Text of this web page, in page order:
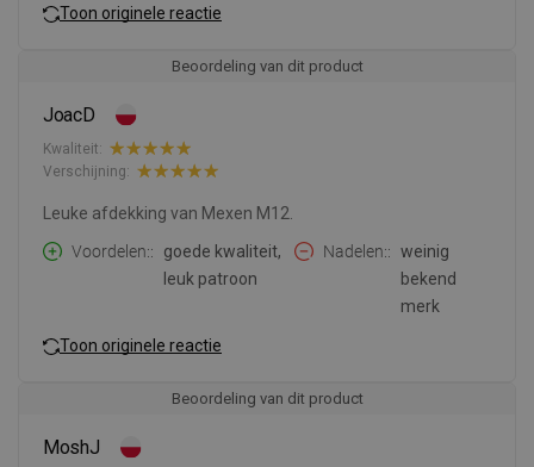
Toon originele reactie
Beoordeling van dit product
JoacD
Kwaliteit:
Verschijning:
Leuke afdekking van Mexen M12.
Voordelen:
goede kwaliteit,
leuk patroon
Nadelen:
weinig
bekend
merk
Toon originele reactie
Beoordeling van dit product
MoshJ